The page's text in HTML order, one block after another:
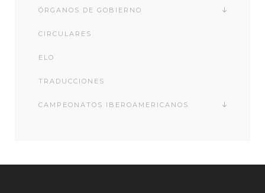
ÓRGANOS DE GOBIERNO
CIRCULARES
ELO
TRADUCCIONES
CAMPEONATOS IBEROAMERICANOS